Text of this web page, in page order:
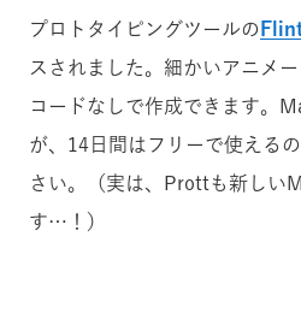
プロトタイピングツールの
スされました。細かいアニメ
コードなしで作成できます。
が、14日間はフリーで使える
さい。（実は、Prottも新しい
す…！）